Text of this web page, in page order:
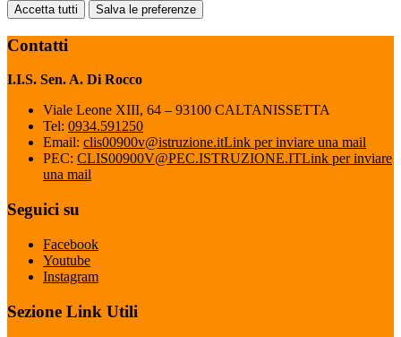
Accetta tutti Salva le preferenze
Contatti
I.I.S. Sen. A. Di Rocco
Viale Leone XIII, 64 – 93100 CALTANISSETTA
Tel: 0934.591250
Email: clis00900v@istruzione.itLink per inviare una mail
PEC: CLIS00900V@PEC.ISTRUZIONE.ITLink per inviare
una mail
Seguici su
Facebook
Youtube
Instagram
Sezione Link Utili